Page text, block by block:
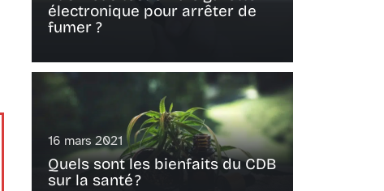
électronique pour arrêter de
fumer ?
16 mars 2021
Quels sont les bienfaits du CDB
sur la santé ?